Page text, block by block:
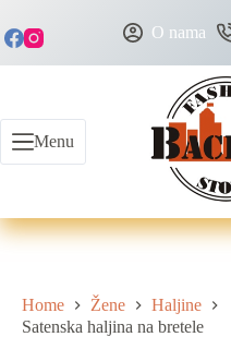
O nama
Menu
Home Žene
Haljine
Satenska haljina na bretele